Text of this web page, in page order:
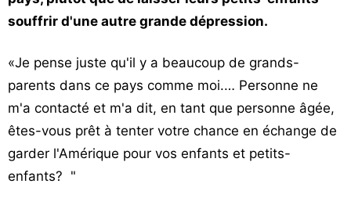
souffrir d'une autre grande dépression.
«Je pense juste qu'il y a beaucoup de grands-
parents dans ce pays comme moi.… Personne ne
m'a contacté et m'a dit, en tant que personne âgée,
êtes-vous prêt à tenter votre chance en échange de
garder l'Amérique pour vos enfants et petits-
enfants? "